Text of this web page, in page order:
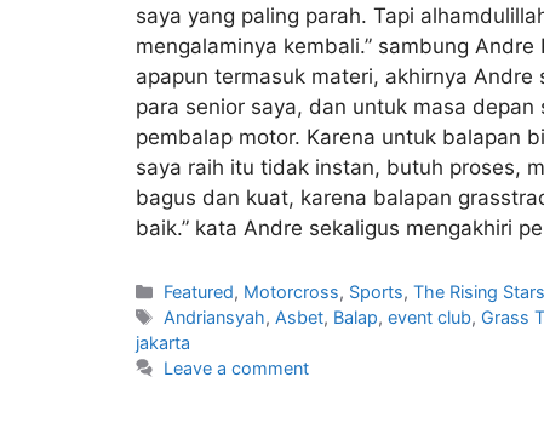
saya yang paling parah. Tapi
mengalaminya kembali.” sambung
apapun termasuk materi, akhirnya
para senior saya, dan untuk masa
pembalap motor. Karena untuk balapan
saya raih itu tidak instan, butuh proses,
bagus dan kuat, karena balapan
baik.” kata Andre sekaligus mengakhiri
Featured, Motorcross, Sports,The Rising Stars
Andriansyah, Asbet, Balap,event club, Grass
jakarta
Leave a comment